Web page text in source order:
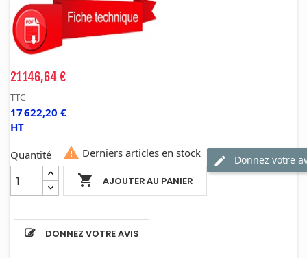
21 146,64 €
TTC
17 622,20 €
HT
Quantité
 AJOUTER AU PANIER
 Derniers articles en stock
DONNEZ VOTRE AVIS
Donnez votre